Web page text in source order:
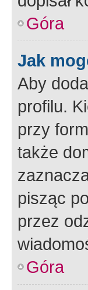
Góra
Jak
Aby
profilu.
przy
także
pisząc
przez
Góra